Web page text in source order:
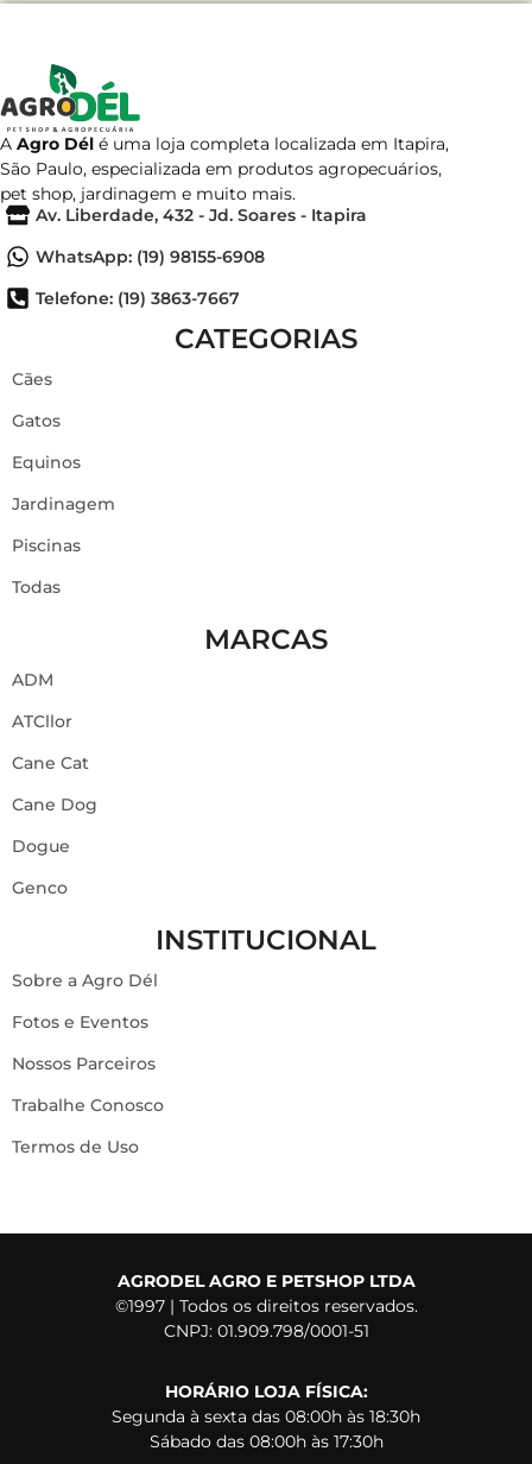
A Agro Dél é uma loja completa localizada em Itapira,
São Paulo, especializada em produtos agropecuários,
pet shop, jardinagem e muito mais.
Av. Liberdade, 432 - Jd. Soares - Itapira
WhatsApp: (19) 98155-6908
Telefone: (19) 3863-7667
CATEGORIAS
Cães
Gatos
Equinos
Jardinagem
Piscinas
Todas
MARCAS
ADM
ATCllor
Cane Cat
Cane Dog
Dogue
Genco
INSTITUCIONAL
Sobre a Agro Dél
Fotos e Eventos
Nossos Parceiros
Trabalhe Conosco
Termos de Uso
AGRODEL AGRO E PETSHOP LTDA
©1997 | Todos os direitos reservados.
CNPJ: 01.909.798/0001-51
HORÁRIO LOJA FÍSICA:
Segunda à sexta das 08:00h às 18:30h
Sábado das 08:00h às 17:30h